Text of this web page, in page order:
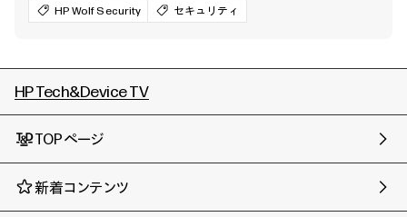
HP Wolf Security セキュリティ
HP Tech&Device TV
TOPページ
新着コンテンツ